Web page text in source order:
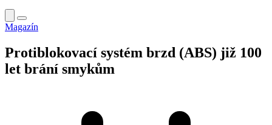
Magazín
Protiblokovací systém brzd (ABS) již 100
let brání smykům